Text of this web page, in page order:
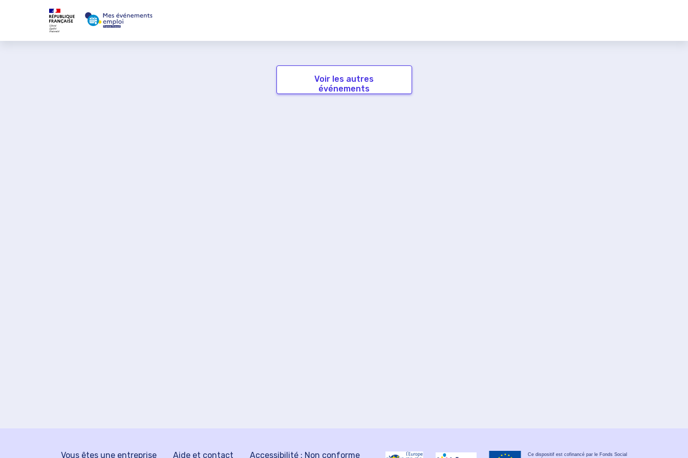
Voir les autres
événements
Vous êtes une entreprise Aide et contact Accessibilité : Non conforme
Ce dispositif est cofinancé par le Fonds Social